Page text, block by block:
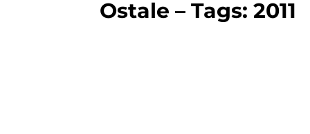
Ostale – Tags: 2011